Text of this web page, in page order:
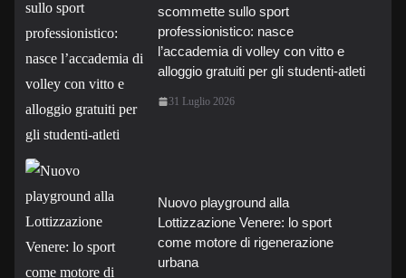
scommette sullo sport
professionistico: nasce
l’accademia di volley con vitto e
alloggio gratuiti per gli studenti-atleti
31 Luglio 2026
Nuovo playground alla
Lottizzazione Venere: lo sport
come motore di rigenerazione
urbana